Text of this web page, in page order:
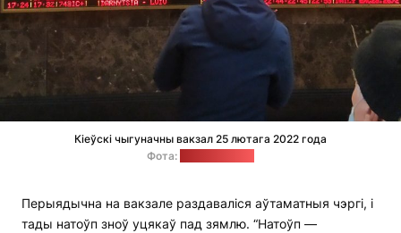
Кіеўскі чыгуначны вакзал 25 лютага 2022 года
Фота:
Перыядычна на вакзале раздаваліся аўтаматныя чэргі, і
тады натоўп зноў уцякаў пад зямлю. “Натоўп —